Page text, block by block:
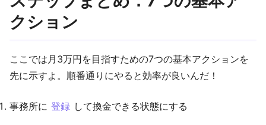
クション
ここでは月3万円を目指すための7つの基本アクションを
先に示すよ。順番通りにやると効率が良いんだ！
事務所に 登録 して換金できる状態にする